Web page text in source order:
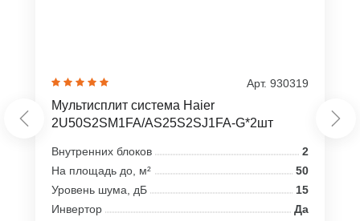
Арт. 930319
Мультисплит система Haier
2U50S2SM1FA/AS25S2SJ1FA-G*2шт
Внутренних блоков
2
На площадь до, м²
50
Уровень шума, дБ
15
Инвертор
Да